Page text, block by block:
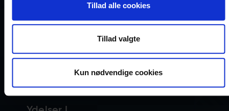
Tillad alle cookies
Tillad valgte
Kun nødvendige cookies